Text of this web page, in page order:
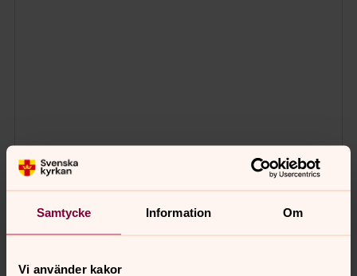
Samtycke Information Om
Vi använder kakor